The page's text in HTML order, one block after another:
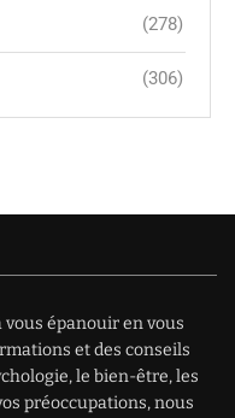
(278)
(306)
vous épanouir en vous
et des conseils
le bien-être, les
préoccupations, nous